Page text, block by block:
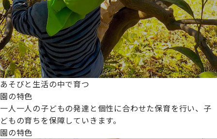
あそびと生活の中で育つ
園の特色
一人一人の子どもの発達と個性に合わせた保育を行い、子
どもの育ちを保障していきます。
園の特色